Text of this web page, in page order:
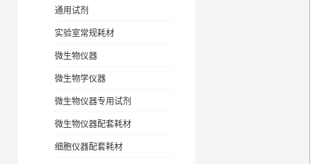
通用试剂
实验室常规耗材
微生物仪器
微生物学仪器
微生物仪器专用试剂
微生物仪器配套耗材
细胞仪器配套耗材